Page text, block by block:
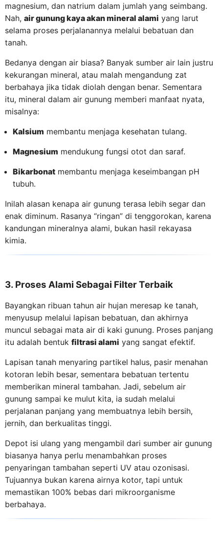
magnesium, dan natrium dalam jumlah yang seimbang.
Nah, air gunung kaya akan mineral alami yang larut
selama proses perjalanannya melalui bebatuan dan
tanah.
Bedanya dengan air biasa? Banyak sumber air lain justru
kekurangan mineral, atau malah mengandung zat
berbahaya jika tidak diolah dengan benar. Sementara
itu, mineral dalam air gunung memberi manfaat nyata,
misalnya:
Kalsium membantu menjaga kesehatan tulang.
Magnesium mendukung fungsi otot dan saraf.
Bikarbonat membantu menjaga keseimbangan pH
tubuh.
Inilah alasan kenapa air gunung terasa lebih segar dan
enak diminum. Rasanya “ringan” di tenggorokan, karena
kandungan mineralnya alami, bukan hasil rekayasa
kimia.
3. Proses Alami Sebagai Filter Terbaik
Bayangkan ribuan tahun air hujan meresap ke tanah,
menyusup melalui lapisan bebatuan, dan akhirnya
muncul sebagai mata air di kaki gunung. Proses panjang
itu adalah bentuk filtrasi alami yang sangat efektif.
Lapisan tanah menyaring partikel halus, pasir menahan
kotoran lebih besar, sementara bebatuan tertentu
memberikan mineral tambahan. Jadi, sebelum air
gunung sampai ke mulut kita, ia sudah melalui
perjalanan panjang yang membuatnya lebih bersih,
jernih, dan berkualitas tinggi.
Depot isi ulang yang mengambil dari sumber air gunung
biasanya hanya perlu menambahkan proses
penyaringan tambahan seperti UV atau ozonisasi.
Tujuannya bukan karena airnya kotor, tapi untuk
memastikan 100% bebas dari mikroorganisme
berbahaya.